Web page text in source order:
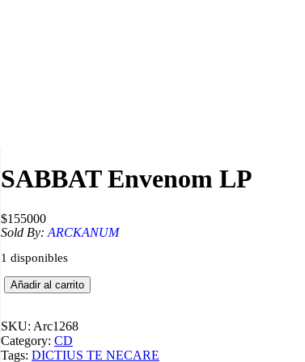
SABBAT Envenom LP
$155000
Sold By: ARCKANUM
1 disponibles
S
A
B
A
T
Añadir al carrito
SKU: Arc1268
Category: CD
Tags: DICTIUS TE NECARE